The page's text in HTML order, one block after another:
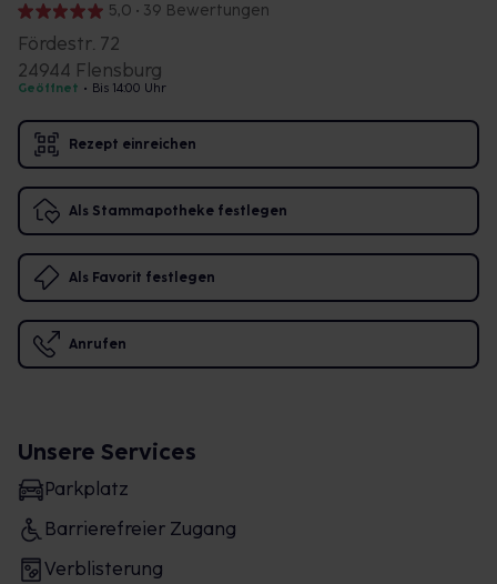
5,0 • 39 Bewertungen
Fördestr. 72
24944 Flensburg
Geöffnet • Bis 14:00 Uhr
Rezept einreichen
Als Stammapotheke festlegen
Als Favorit festlegen
Anrufen
Unsere Services
Parkplatz
Barrierefreier Zugang
Verblisterung